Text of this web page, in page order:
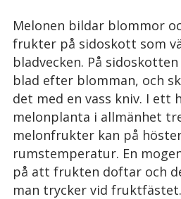
Melonen bildar blommor
frukter på sidoskott som
bladvecken. På
blad efter blomman, och
det med en vass kniv. I ett
melonplanta i allmänhet
melonfrukter kan på
rumstemperatur. En
på att frukten doftar och
man trycker vid fruktfästet.